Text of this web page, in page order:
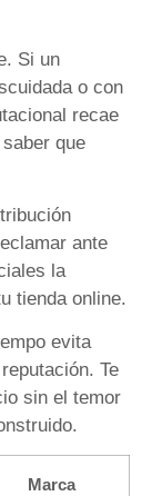
Si un
o con
recae
que
ante
la
tienda online.
evita
Te
sin el temor
Marca